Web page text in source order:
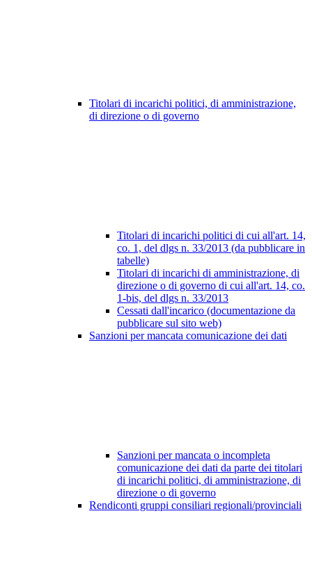
Titolari di incarichi politici, di amministrazione,
di direzione o di governo
Titolari di incarichi politici di cui all'art. 14,
co. 1, del dlgs n. 33/2013 (da pubblicare in
tabelle)
Titolari di incarichi di amministrazione, di
direzione o di governo di cui all'art. 14, co.
1-bis, del dlgs n. 33/2013
Cessati dall'incarico (documentazione da
pubblicare sul sito web)
Sanzioni per mancata comunicazione dei dati
Sanzioni per mancata o incompleta
comunicazione dei dati da parte dei titolari
di incarichi politici, di amministrazione, di
direzione o di governo
Rendiconti gruppi consiliari regionali/provinciali